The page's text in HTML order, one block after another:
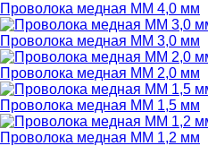
Проволока медная ММ 4,0 мм
Проволока медная ММ 3,0 мм
Проволока медная ММ 2,0 мм
Проволока медная ММ 1,5 мм
Проволока медная ММ 1,2 мм